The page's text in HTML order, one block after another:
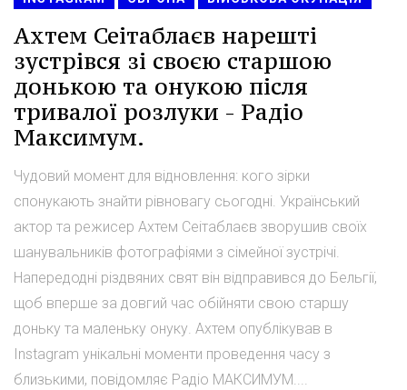
Ахтем Сеітаблаєв нарешті
зустрівся зі своєю старшою
донькою та онукою після
тривалої розлуки - Радіо
Максимум.
Чудовий момент для відновлення: кого зірки
спонукають знайти рівновагу сьогодні. Український
актор та режисер Ахтем Сеітаблаєв зворушив своїх
шанувальників фотографіями з сімейної зустрічі.
Напередодні різдвяних свят він відправився до Бельгії,
щоб вперше за довгий час обійняти свою старшу
доньку та маленьку онуку. Ахтем опублікував в
Instagram унікальні моменти проведення часу з
близькими, повідомляє Радіо МАКСИМУМ....